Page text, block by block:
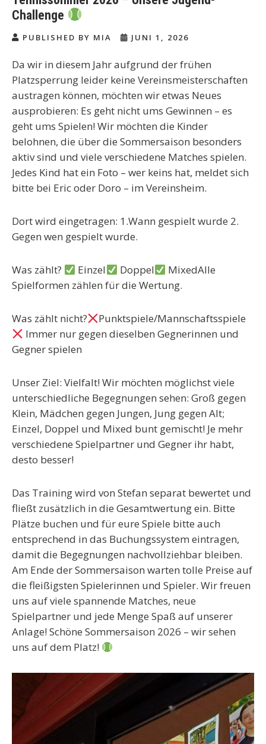
Challenge
PUBLISHED BY MIA JUNI 1, 2026
Da wir in diesem Jahr aufgrund der frühen
Platzsperrung leider keine Vereinsmeisterschaften
austragen können, möchten wir etwas Neues
ausprobieren: Es geht nicht ums Gewinnen – es
geht ums Spielen! Wir möchten die Kinder
belohnen, die über die Sommersaison besonders
aktiv sind und viele verschiedene Matches spielen.
Jedes Kind hat ein Foto – wer keins hat, meldet sich
bitte bei Eric oder Doro – im Vereinsheim.
Dort wird eingetragen: 1.Wann gespielt wurde 2.
Gegen wen gespielt wurde.
Was zählt? Einzel Doppel
MixedAlle
Spielformen zählen für die Wertung.
Was zählt nicht?
Punktspiele/Mannschaftsspiele
Immer nur gegen dieselben Gegnerinnen und
Gegner spielen
Unser Ziel: Vielfalt! Wir möchten möglichst viele
unterschiedliche Begegnungen sehen: Groß gegen
Klein, Mädchen gegen Jungen, Jung gegen Alt;
Einzel, Doppel und Mixed bunt gemischt! Je mehr
verschiedene Spielpartner und Gegner ihr habt,
desto besser!
Das Training wird von Stefan separat bewertet und
fließt zusätzlich in die Gesamtwertung ein. Bitte
Plätze buchen und für eure Spiele bitte auch
entsprechend in das Buchungssystem eintragen,
damit die Begegnungen nachvollziehbar bleiben.
Am Ende der Sommersaison warten tolle Preise auf
die fleißigsten Spielerinnen und Spieler. Wir freuen
uns auf viele spannende Matches, neue
Spielpartner und jede Menge Spaß auf unserer
Anlage! Schöne Sommersaison 2026 – wir sehen
uns auf dem Platz!